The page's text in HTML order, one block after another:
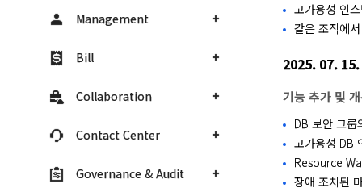
Management
Bill
Collaboration
Contact Center
Governance & Audit
고가용성 인
같은 조직에
2025. 07. 15.
기능 추가 및
DB 보안 그룹
고가용성 DB
Resource
장애 조치된